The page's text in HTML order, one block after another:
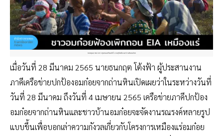
ขอบคุณภาพจากชาวชุมชนและคณะทำงานยุติเหมืองแร่ถ่านหินอมก๋อย
เมื่อวันที่ 28 มีนาคม 2565 นายธนกฤต โต้งฟ้า ผู้ประสานงาน
ภาคีเครือข่ายปกป้องอมก๋อยจากถ่านหินเปิดเผยว่าในระหว่างวันที่
วันที่ 28 มีนาคม ถึงวันที่ 4 เมษายน 2565 เครือข่ายภาคีปกป้อง
อมก๋อยจากถ่านหินและชาวบ้านอมก๋อยจะจัดงานรณรงค์หลายรูป
แบบขึ้นเพื่อบอกเล่าความกังวลเกี่ยวกับโครงการเหมืองแร่อมก๋อย